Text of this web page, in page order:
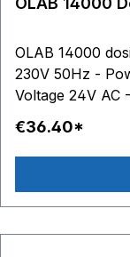
OLAB 14000
230V 50Hz -
Voltage 24V AC
Pressure range:
Other technical
outlet: brass
capsule TN-
steel piston 4.
€36.40*